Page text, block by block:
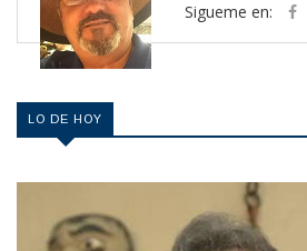
Sigueme en:
LO DE HOY